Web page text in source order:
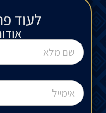
לעוד